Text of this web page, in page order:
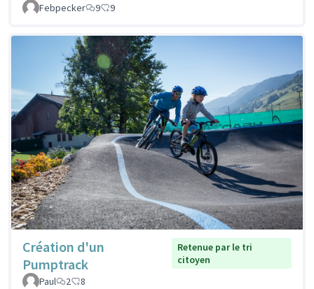
Febpecker
9 9
Création d'un
Pumptrack
Retenue par le tri
citoyen
Paul
2 8